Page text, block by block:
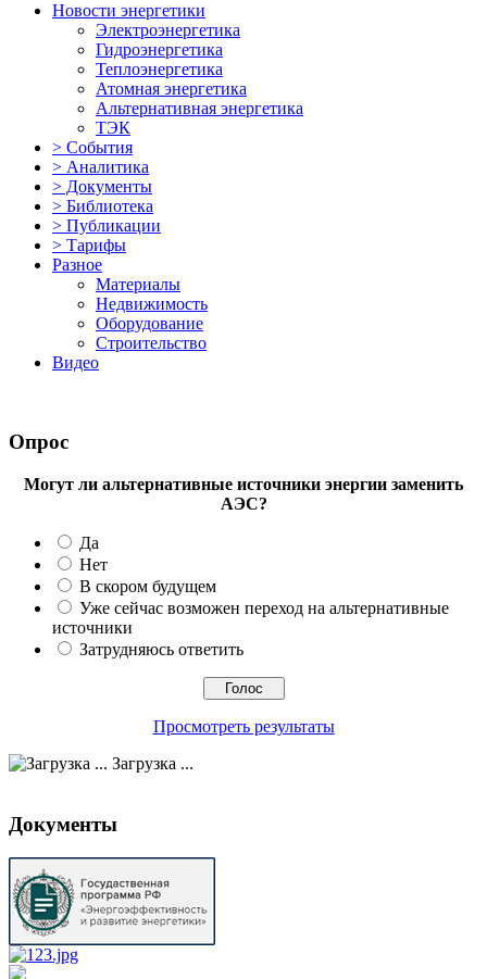
Новости энергетики
Электроэнергетика
Гидроэнергетика
Теплоэнергетика
Атомная энергетика
Альтернативная энергетика
ТЭК
> События
> Аналитика
> Документы
> Библиотека
> Публикации
> Тарифы
Разное
Материалы
Недвижимость
Оборудование
Строительство
Видео
Опрос
Могут ли альтернативные источники энергии заменить
АЭС?
Да
Нет
В скором будущем
Уже сейчас возможен переход на альтернативные
источники
Затрудняюсь ответить
Просмотреть результаты
Загрузка ...
Документы